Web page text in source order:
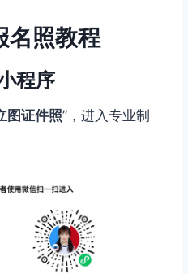
名照教程
程序
图证件照”，进入专业制